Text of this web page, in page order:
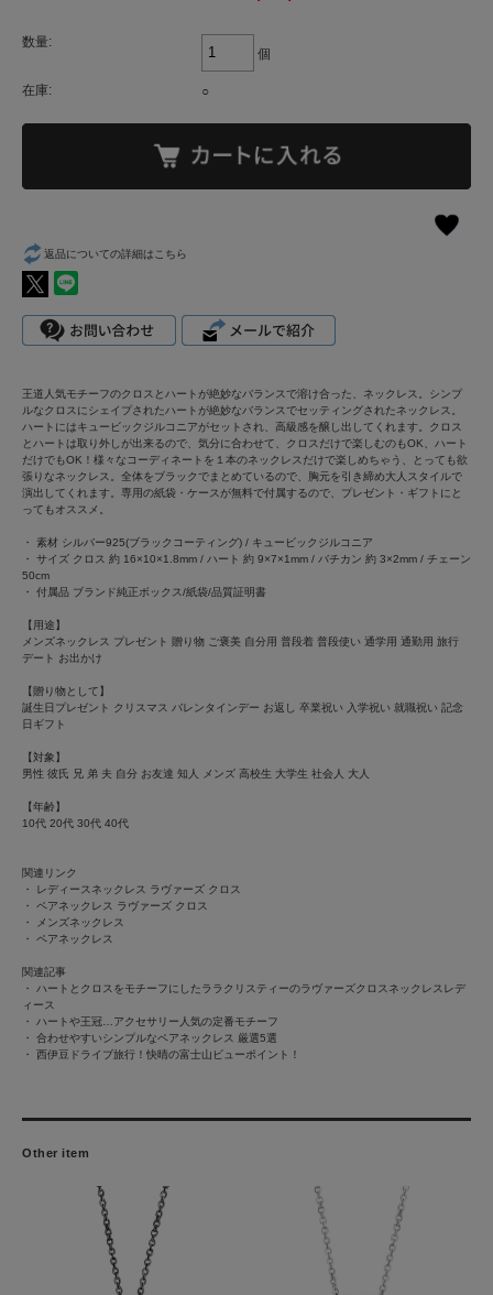
数量:
個
在庫: ○
返品についての詳細はこちら
王道人気モチーフのクロスとハートが絶妙なバランスで溶け合った、ネックレス。シンプ
ルなクロスにシェイプされたハートが絶妙なバランスでセッティングされたネックレス。
ハートにはキュービックジルコニアがセットされ、高級感を醸し出してくれます。クロス
とハートは取り外しが出来るので、気分に合わせて、クロスだけで楽しむのもOK、ハート
だけでもOK！様々なコーディネートを１本のネックレスだけで楽しめちゃう、とっても欲
張りなネックレス。全体をブラックでまとめているので、胸元を引き締め大人スタイルで
演出してくれます。専用の紙袋・ケースが無料で付属するので、プレゼント・ギフトにと
ってもオススメ。
・ 素材 シルバー925(ブラックコーティング) / キュービックジルコニア
・ サイズ クロス 約 16×10×1.8mm / ハート 約 9×7×1mm / バチカン 約 3×2mm / チェーン
50cm
・ 付属品 ブランド純正ボックス/紙袋/品質証明書
【用途】
メンズネックレス プレゼント 贈り物 ご褒美 自分用 普段着 普段使い 通学用 通勤用 旅行
デート お出かけ
【贈り物として】
誕生日プレゼント クリスマス バレンタインデー お返し 卒業祝い 入学祝い 就職祝い 記念
日ギフト
【対象】
男性 彼氏 兄 弟 夫 自分 お友達 知人 メンズ 高校生 大学生 社会人 大人
【年齢】
10代 20代 30代 40代
関連リンク
・ レディースネックレス ラヴァーズ クロス
・ ペアネックレス ラヴァーズ クロス
・
メンズネックレス
・ ペアネックレス
関連記事
・ ハートとクロスをモチーフにしたララクリスティーのラヴァーズクロスネックレスレデ
ィース
・ ハートや王冠…アクセサリー人気の定番モチーフ
・ 合わせやすいシンプルなペアネックレス 厳選5選
・ 西伊豆ドライブ旅行！快晴の富士山ビューポイント！
Other item